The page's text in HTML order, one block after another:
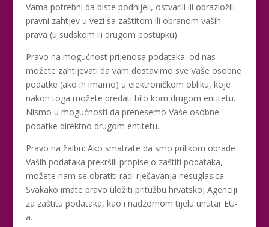
Vama potrebni da biste podnijeli, ostvarili ili obrazložili
pravni zahtjev u vezi sa zaštitom ili obranom vaših
prava (u sudskom ili drugom postupku).
Pravo na mogućnost prijenosa podataka: od nas
možete zahtijevati da vam dostavimo sve Vaše osobne
podatke (ako ih imamo) u elektroničkom obliku, koje
nakon toga možete predati bilo kom drugom entitetu.
Nismo u mogućnosti da prenesemo Vaše osobne
podatke direktno drugom entitetu.
Pravo na žalbu: Ako smatrate da smo prilikom obrade
Vaših podataka prekršili propise o zaštiti podataka,
možete nam se obratiti radi rješavanja nesuglasica.
Svakako imate pravo uložiti pritužbu hrvatskoj Agenciji
za zaštitu podataka, kao i nadzornom tijelu unutar EU-
a.